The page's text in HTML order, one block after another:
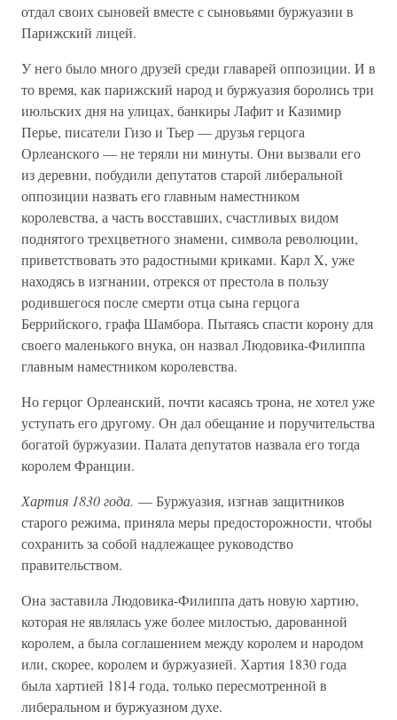
отдал своих сыновей вместе с сыновьями буржуазии в
Парижский лицей.
У него было много друзей среди главарей оппозиции. И в
то время, как парижский народ и буржуазия боролись три
июльских дня на улицах, банкиры Лафит и Казимир
Перье, писатели Гизо и Тьер — друзья герцога
Орлеанского — не теряли ни минуты. Они вызвали его
из деревни, побудили депутатов старой либеральной
оппозиции назвать его главным наместником
королевства, а часть восставших, счастливых видом
поднятого трехцветного знамени, символа революции,
приветствовать это радостными криками. Карл X, уже
находясь в изгнании, отрекся от престола в пользу
родившегося после смерти отца сына герцога
Беррийского, графа Шамбора. Пытаясь спасти корону для
своего маленького внука, он назвал Людовика-Филиппа
главным наместником королевства.
Но герцог Орлеанский, почти касаясь трона, не хотел уже
уступать его другому. Он дал обещание и поручительства
богатой буржуазии. Палата депутатов назвала его тогда
королем Франции.
Хартия 1830 года. — Буржуазия, изгнав защитников
старого режима, приняла меры предосторожности, чтобы
сохранить за собой надлежащее руководство
правительством.
Она заставила Людовика-Филиппа дать новую хартию,
которая не являлась уже более милостью, дарованной
королем, а была соглашением между королем и народом
или, скорее, королем и буржуазией. Хартия 1830 года
была хартией 1814 года, только пересмотренной в
либеральном и буржуазном духе.